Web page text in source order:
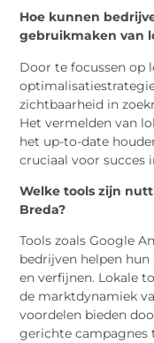
Hoe kunnen
gebruikmaken van
Door te focussen op
zichtbaarheid in
Het vermelden van
het up-to-date
cruciaal voor succes
Welke tools zijn
Breda?
Tools zoals Google
bedrijven helpen
en verfijnen. Lokale
de marktdynamiek
voordelen bieden
gerichte campagnes